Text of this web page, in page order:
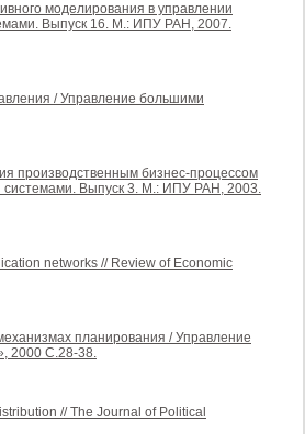
моделирования в управлении
Выпуск 16. М.: ИПУ РАН, 2007.
/ Управление большими
производственным бизнес-процессом
системами. Выпуск 3. М.: ИПУ РАН, 2003.
networks // Review of Economic
планирования / Управление
2000 С.28-38.
// The Journal of Political